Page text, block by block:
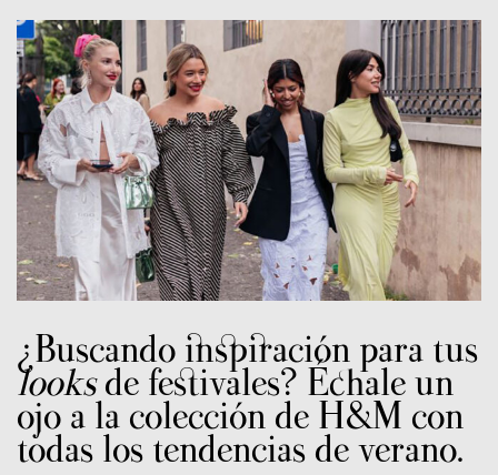
¿Buscando inspiración para tus
looksde festivales? Échale un
ojo a la colección de H&M con
todas los tendencias de verano.